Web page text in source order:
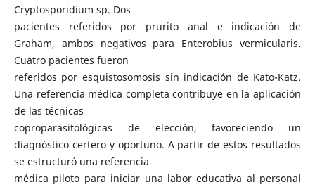
Cryptosporidium sp. Dos
pacientes referidos por prurito anal e indicación de
Graham, ambos negativos para Enterobius vermicularis.
Cuatro pacientes fueron
referidos por esquistosomosis sin indicación de Kato-Katz.
Una referencia médica completa contribuye en la aplicación
de las técnicas
coproparasitológicas de elección, favoreciendo un
diagnóstico certero y oportuno. A partir de estos resultados
se estructuró una referencia
médica piloto para iniciar una labor educativa al personal